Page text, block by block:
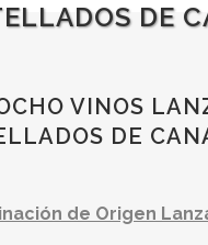
DE
VINOS
DE
de Origen